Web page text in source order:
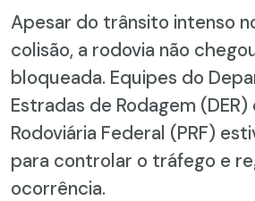
Apesar do trânsito intenso
colisão, a rodovia não
bloqueada. Equipes do
Estradas de Rodagem (DER)
Rodoviária Federal (PRF)
para controlar o tráfego e
ocorrência.